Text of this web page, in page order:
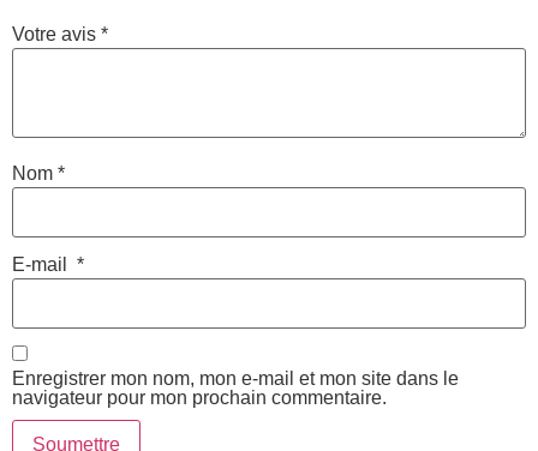
Votre avis *
Nom *
E-mail *
Enregistrer mon nom, mon e-mail et mon site dans le
navigateur pour mon prochain commentaire.